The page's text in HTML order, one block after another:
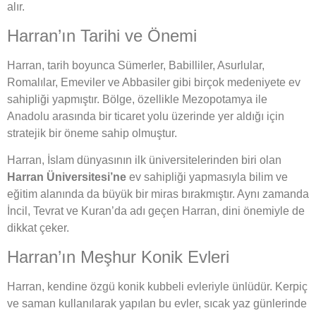
alır.
Harran’ın Tarihi ve Önemi
Harran, tarih boyunca Sümerler, Babilliler, Asurlular,
Romalılar, Emeviler ve Abbasiler gibi birçok medeniyete ev
sahipliği yapmıştır. Bölge, özellikle Mezopotamya ile
Anadolu arasında bir ticaret yolu üzerinde yer aldığı için
stratejik bir öneme sahip olmuştur.
Harran, İslam dünyasının ilk üniversitelerinden biri olan
Harran Üniversitesi’ne ev sahipliği yapmasıyla bilim ve
eğitim alanında da büyük bir miras bırakmıştır. Aynı zamanda
İncil, Tevrat ve Kuran’da adı geçen Harran, dini önemiyle de
dikkat çeker.
Harran’ın Meşhur Konik Evleri
Harran, kendine özgü konik kubbeli evleriyle ünlüdür. Kerpiç
ve saman kullanılarak yapılan bu evler, sıcak yaz günlerinde